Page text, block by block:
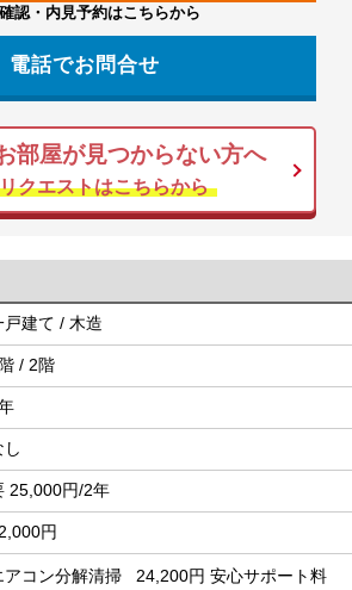
認・内見予約はこちらから
電話でお問合せ
部屋が見つからない方へ
クエストはこちらから
戸建て / 木造
/ 2階
し
25,000円/2年
円
アコン分解清掃 24,200円 安心サポート料